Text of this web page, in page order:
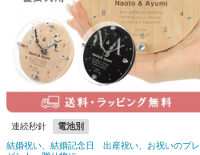
連続秒針
電池別
結婚祝い、結婚記念日 出産祝い、お祝いのプレ